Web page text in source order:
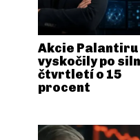
Akcie Palantiru
vyskočily po
čtvrtletí o 15
procent